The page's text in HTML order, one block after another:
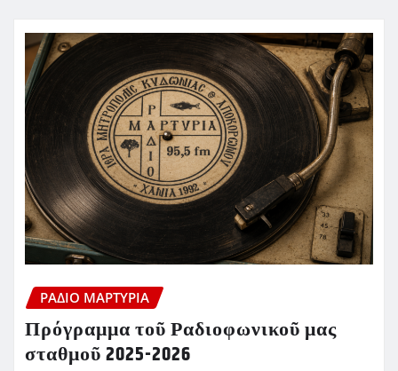
ΡΆΔΙΟ ΜΑΡΤΥΡΊΑ
Πρόγραμμα τοῦ Ραδιοφωνικοῦ μας
σταθμοῦ 2025-2026